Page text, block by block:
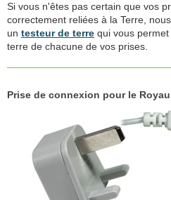
Si vous n'êtes pas certain que vos
correctement reliées à la Terre,
un testeur de terre qui vous
terre de chacune de vos prises.
Prise de connexion pour le